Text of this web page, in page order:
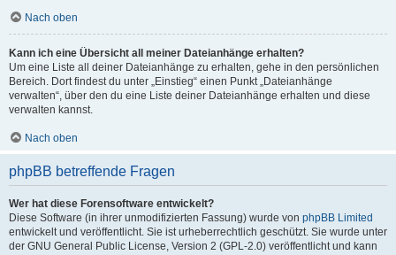
Nach oben
Kann ich eine Übersicht all meiner Dateianhänge erhalten?
Um eine Liste all deiner Dateianhänge zu erhalten, gehe in den persönlichen
Bereich. Dort findest du unter „Einstieg“ einen Punkt „Dateianhänge
verwalten“, über den du eine Liste deiner Dateianhänge erhalten und diese
verwalten kannst.
Nach oben
phpBB betreffende Fragen
Wer hat diese Forensoftware entwickelt?
Diese Software (in ihrer unmodifizierten Fassung) wurde von phpBB Limited
entwickelt und veröffentlicht. Sie ist urheberrechtlich geschützt. Sie wurde unter
der GNU General Public License, Version 2 (GPL-2.0) veröffentlicht und kann